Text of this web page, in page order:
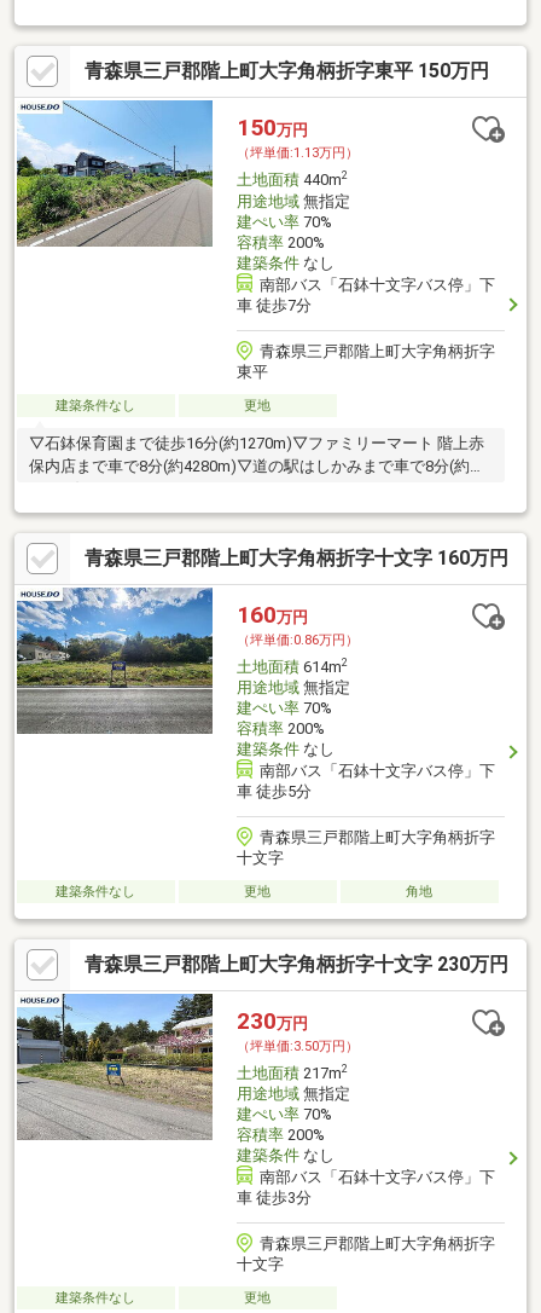
青森県三戸郡階上町大字角柄折字東平 150万円
150万円
（坪単価:1.13万円）
土地面積440m2
用途地域無指定
建ぺい率70%
容積率200%
建築条件なし
南部バス「石鉢十文字バス停」下
車 徒歩7分
青森県三戸郡階上町大字角柄折字
東平
建築条件なし 更地
▽石鉢保育園まで徒歩16分(約1270m)▽ファミリーマート 階上赤
保内店まで車で8分(約4280m)▽道の駅はしかみまで車で8分(約
4350m)
青森県三戸郡階上町大字角柄折字十文字 160万円
160万円
（坪単価:0.86万円）
土地面積614m2
用途地域無指定
建ぺい率70%
容積率200%
建築条件なし
南部バス「石鉢十文字バス停」下
車 徒歩5分
青森県三戸郡階上町大字角柄折字
十文字
建築条件なし 更地 角地
青森県三戸郡階上町大字角柄折字十文字 230万円
230万円
（坪単価:3.50万円）
土地面積217m2
用途地域無指定
建ぺい率70%
容積率200%
建築条件なし
南部バス「石鉢十文字バス停」下
車 徒歩3分
青森県三戸郡階上町大字角柄折字
十文字
建築条件なし 更地